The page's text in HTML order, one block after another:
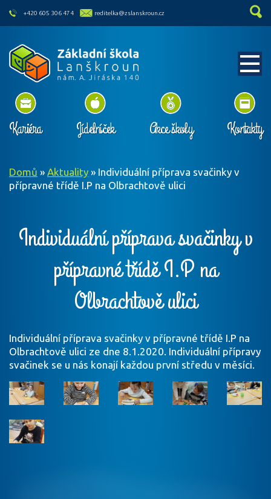
skip to main content
+420 605 306 474 reditelka@zslanskroun.cz
Kariéra Jídelníček Akce školy Kontakty
Domů » Aktuality » Individuální příprava svačinky v
přípravné třídě I.P na Olbrachtově ulici
Individuální příprava svačinky v
přípravné třídě I.P na
Olbrachtově ulici
Individuální příprava svačinky v přípravné třídě I.P na
Olbrachtově ulici ze dne 8.1.2020. Individuální přípravy
svačinek se u nás konají každou první středu v měsíci.